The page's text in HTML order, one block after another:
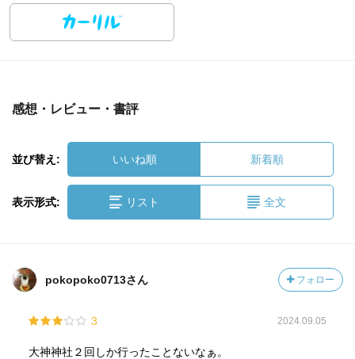
感想・レビュー・書評
並び替え: いいね順 新着順
表示形式: リスト 全文
pokopoko0713さん フォロー
3 2024.09.05
大神神社２回しか行ったことないなぁ。